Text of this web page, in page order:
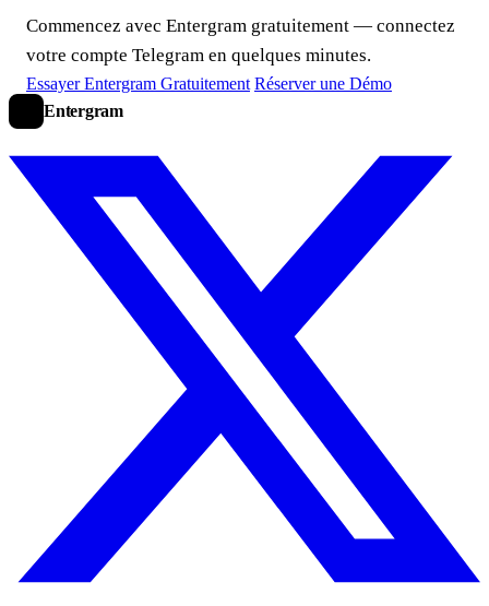
Commencez avec Entergram gratuitement — connectez
votre compte Telegram en quelques minutes.
Essayer Entergram Gratuitement Réserver une Démo
Entergram